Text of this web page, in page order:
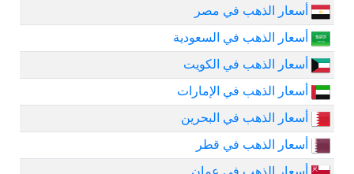
أسعار الذهب في مصر
أسعار الذهب في السعودية
أسعار الذهب في الكويت
أسعار الذهب في الإمارات
أسعار الذهب في البحرين
أسعار الذهب في قطر
أسعار الذهب في عمان